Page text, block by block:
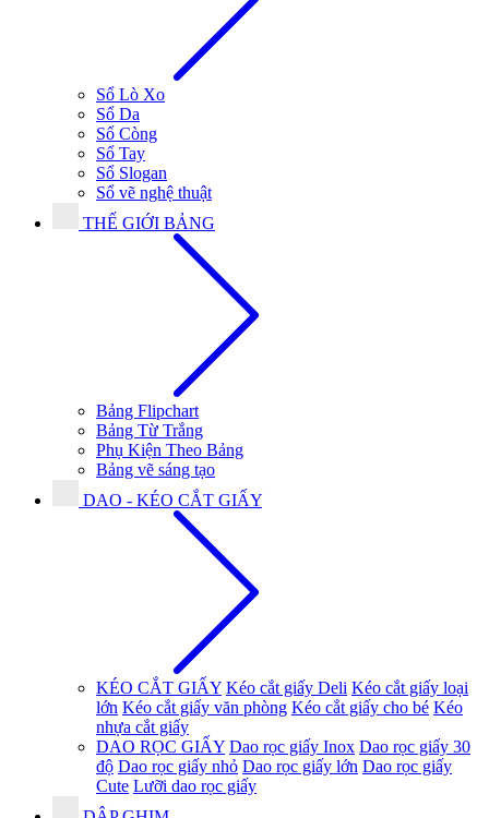
Sổ Lò Xo
Sổ Da
Sổ Còng
Sổ Tay
Sổ Slogan
Sổ vẽ nghệ thuật
THẾ GIỚI BẢNG
Bảng Flipchart
Bảng Từ Trắng
Phụ Kiện Theo Bảng
Bảng vẽ sáng tạo
DAO - KÉO CẮT GIẤY
KÉO CẮT GIẤY Kéo cắt giấy Deli Kéo cắt giấy loại
lớn Kéo cắt giấy văn phòng Kéo cắt giấy cho bé Kéo
nhựa cắt giấy
DAO RỌC GIẤY Dao rọc giấy Inox Dao rọc giấy 30
độ Dao rọc giấy nhỏ Dao rọc giấy lớn Dao rọc giấy
Cute Lưỡi dao rọc giấy